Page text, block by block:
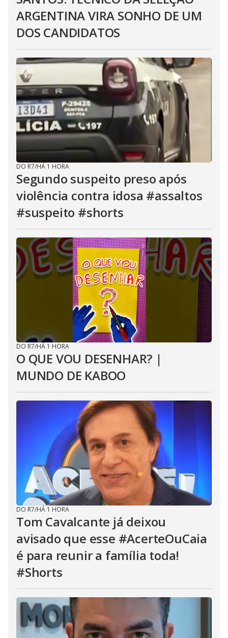
ARGENTINA VIRA SONHO DE UM
DOS CANDIDATOS
DO R7/HÁ 1 HORA
Segundo suspeito preso após
violência contra idosa #assaltos
#suspeito #shorts
DO R7/HÁ 1 HORA
O QUE VOU DESENHAR? |
MUNDO DE KABOO
DO R7/HÁ 1 HORA
Tom Cavalcante já deixou
avisado que esse #AcerteOuCaia
é para reunir a família toda!
#Shorts